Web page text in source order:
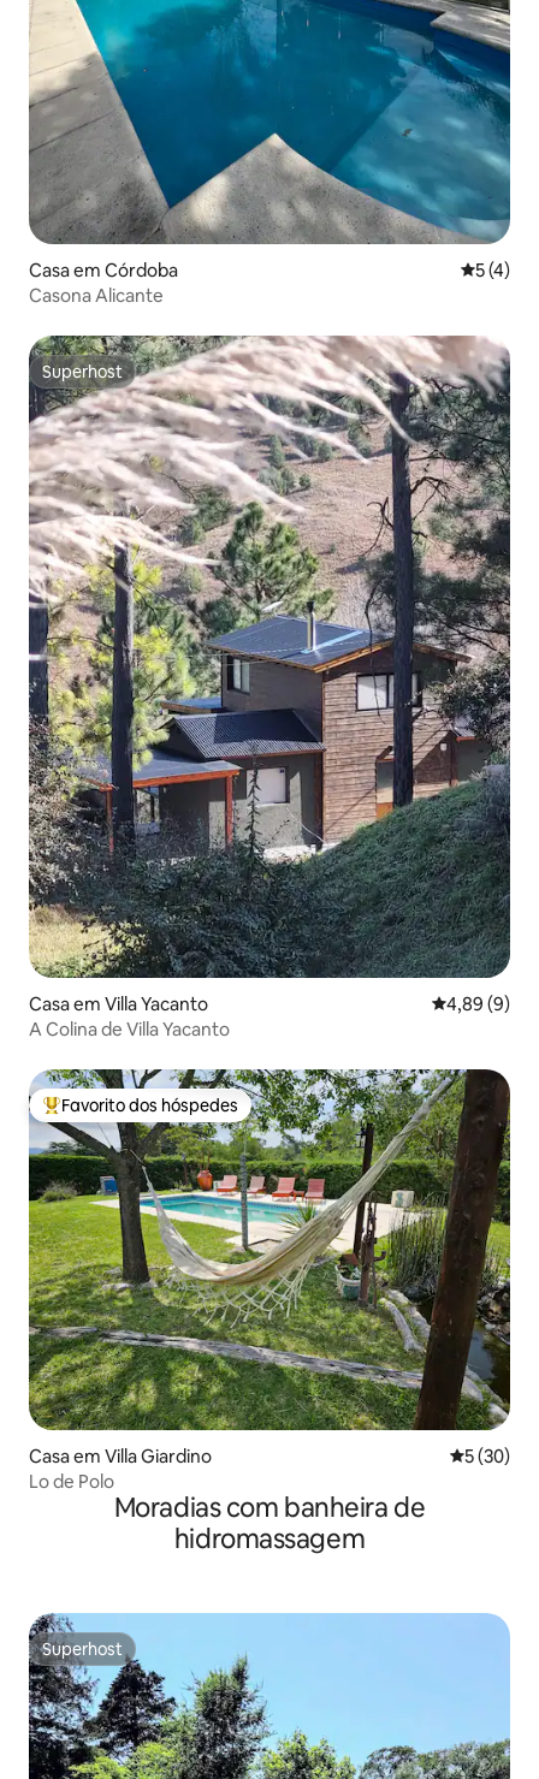
Casa em Córdoba
5 (4)
Casona Alicante
Superhost
Superhost
Casa em Villa Yacanto
4,89 (9)
A Colina de Villa Yacanto
Favoritos dos hóspedes mais apreciados
Favorito dos hóspedes
Casa em Villa Giardino
5 (30)
Lo de Polo
Moradias com banheira de
hidromassagem
Superhost
Superhost